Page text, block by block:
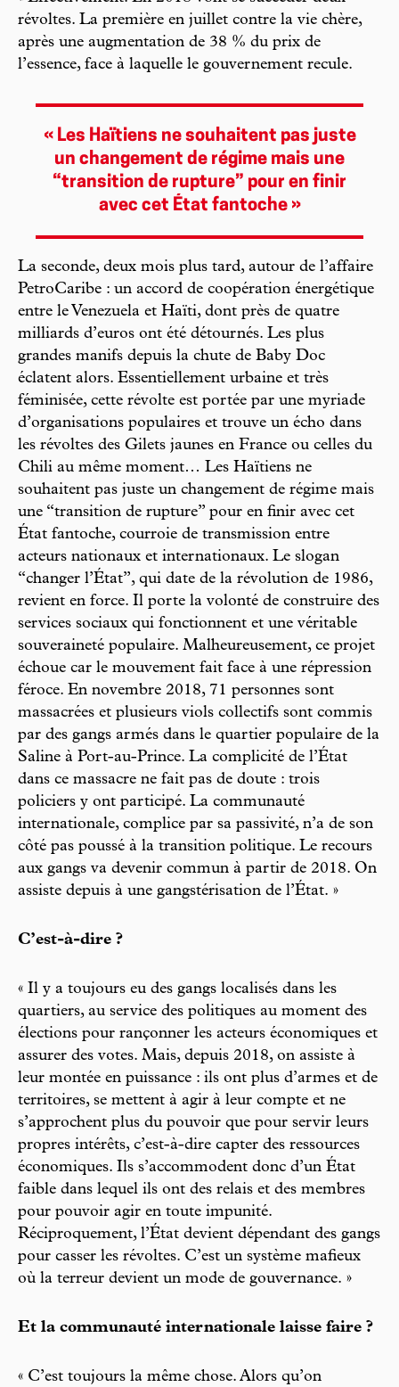
révoltes. La première en juillet contre la vie chère,
après une augmentation de 38 % du prix de
l’essence, face à laquelle le gouvernement recule.
« Les Haïtiens ne souhaitent pas juste
un changement de régime mais une
“transition de rupture” pour en finir
avec cet État fantoche »
La seconde, deux mois plus tard, autour de l’affaire
PetroCaribe : un accord de coopération énergétique
entre le Venezuela et Haïti, dont près de quatre
milliards d’euros ont été détournés. Les plus
grandes manifs depuis la chute de Baby Doc
éclatent alors. Essentiellement urbaine et très
féminisée, cette révolte est portée par une myriade
d’organisations populaires et trouve un écho dans
les révoltes des Gilets jaunes en France ou celles du
Chili au même moment… Les Haïtiens ne
souhaitent pas juste un changement de régime mais
une “transition de rupture” pour en finir avec cet
État fantoche, courroie de transmission entre
acteurs nationaux et internationaux. Le slogan
“changer l’État”, qui date de la révolution de 1986,
revient en force. Il porte la volonté de construire des
services sociaux qui fonctionnent et une véritable
souveraineté populaire. Malheureusement, ce projet
échoue car le mouvement fait face à une répression
féroce. En novembre 2018, 71 personnes sont
massacrées et plusieurs viols collectifs sont commis
par des gangs armés dans le quartier populaire de la
Saline à Port-au-Prince. La complicité de l’État
dans ce massacre ne fait pas de doute : trois
policiers y ont participé. La communauté
internationale, complice par sa passivité, n’a de son
côté pas poussé à la transition politique. Le recours
aux gangs va devenir commun à partir de 2018. On
assiste depuis à une gangstérisation de l’État. »
C’est-à-dire ?
« Il y a toujours eu des gangs localisés dans les
quartiers, au service des politiques au moment des
élections pour rançonner les acteurs économiques et
assurer des votes. Mais, depuis 2018, on assiste à
leur montée en puissance : ils ont plus d’armes et de
territoires, se mettent à agir à leur compte et ne
s’approchent plus du pouvoir que pour servir leurs
propres intérêts, c’est-à-dire capter des ressources
économiques. Ils s’accommodent donc d’un État
faible dans lequel ils ont des relais et des membres
pour pouvoir agir en toute impunité.
Réciproquement, l’État devient dépendant des gangs
pour casser les révoltes. C’est un système mafieux
où la terreur devient un mode de gouvernance. »
Et la communauté internationale laisse faire ?
« C’est toujours la même chose. Alors qu’on